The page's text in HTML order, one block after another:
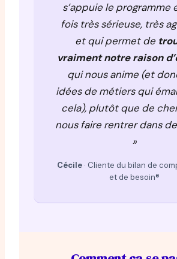
s’appuie le programme
fois très sérieuse, très
et qui permet de
vraiment notre raison
qui nous anime (et
idées de métiers qui
cela), plutôt que de
nous faire rentrer dans
»
Cécile · Cliente du bilan de
et de besoin®